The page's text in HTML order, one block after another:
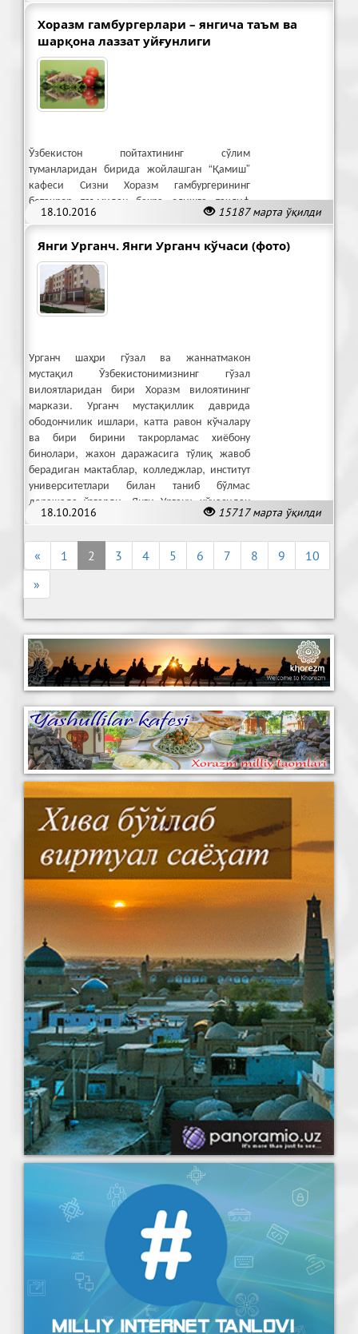
Хоразм гамбургерлари – янгича таъм ва
шарқона лаззат уйғунлиги
18.10.2016 15187 марта ўқилди
Ўзбекистон пойтахтининг сўлим
туманларидан бирида жойлашган “Қамиш”
кафеси Сизни Хоразм гамбургерининг
бетакрор таъмидан баҳра олишга таклиф
этади.
Янги Урганч. Янги Урганч кўчаси (фото)
18.10.2016 15717 марта ўқилди
Урганч шаҳри гўзал ва жаннатмакон
мустақил Ўзбекистонимизнинг гўзал
вилоятларидан бири Хоразм вилоятининг
маркази. Урганч мустақиллик даврида
ободончилик ишлари, катта равон кўчалару
ва бири бирини такрорламас хиёбону
бинолари, жахон даражасига тўлиқ жавоб
берадиган мактаблар, колледжлар, институт
университетлари билан таниб бўлмас
даражада ўзгарди. Янги Урганч кўчасидан
фотолавҳа
« 1 2 3 4 5 6 7 8 9
10
»